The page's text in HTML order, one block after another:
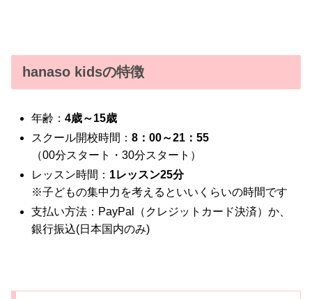
hanaso kidsの特徴
年齢：4歳～15歳
スクール開校時間：8：00～21：55
（00分スタート・30分スタート）
レッスン時間： 1レッスン25分
※子どもの集中力を考えるといいくらいの時間です
支払い方法：PayPal（クレジットカード決済）か、
銀行振込(日本国内のみ)